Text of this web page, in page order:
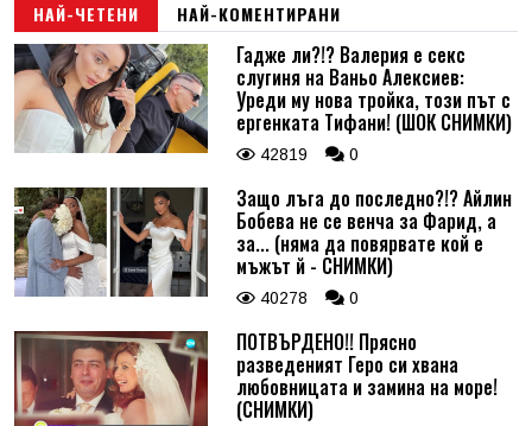
НАЙ-ЧЕТЕНИ НАЙ-КОМЕНТИРАНИ
Гадже ли?!? Валерия е секс
слугиня на Ваньо Алексиев:
Уреди му нова тройка, този път с
ергенката Тифани! (ШОК СНИМКИ)
42819 0
Защо лъга до последно?!? Айлин
Бобева не се венча за Фарид, а
за... (няма да повярвате кой е
мъжът й - СНИМКИ)
40278 0
ПОТВЪРДЕНО!! Прясно
разведеният Геро си хвана
любовницата и замина на море!
(СНИМКИ)